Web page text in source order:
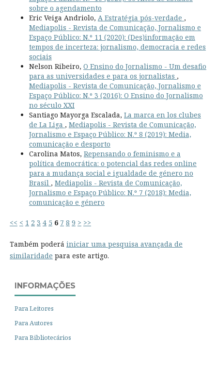
sobre o agendamento
Eric Veiga Andriolo, A Estratégia pós-verdade ,
Mediapolis - Revista de Comunicação, Jornalismo e
Espaço Público: N.º 11 (2020): (Des)informação em
tempos de incerteza: jornalismo, democracia e redes
sociais
Nelson Ribeiro, O Ensino do Jornalismo - Um desafio
para as universidades e para os jornalistas ,
Mediapolis - Revista de Comunicação, Jornalismo e
Espaço Público: N.º 3 (2016): O Ensino do Jornalismo
no século XXI
Santiago Mayorga Escalada, La marca en los clubes
de La Liga , Mediapolis - Revista de Comunicação,
Jornalismo e Espaço Público: N.º 8 (2019): Media,
comunicação e desporto
Carolina Matos, Repensando o feminismo e a
política democrática: o potencial das redes online
para a mudança social e igualdade de género no
Brasil , Mediapolis - Revista de Comunicação,
Jornalismo e Espaço Público: N.º 7 (2018): Media,
comunicação e género
<< < 1 2 3 4 5 6 7 8 9 > >>
Também poderá iniciar uma pesquisa avançada de
similaridade para este artigo.
INFORMAÇÕES
Para Leitores
Para Autores
Para Bibliotecários